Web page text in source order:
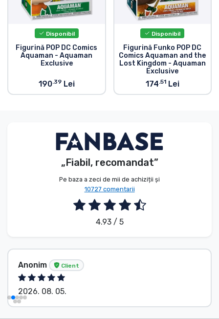
Disponibil
Figurină POP DC Comics
Aquaman - Aquaman
Exclusive
190.39Lei
Disponibil
Figurină Funko POP DC
Comics Aquaman and the
Lost Kingdom - Aquaman
Exclusive
174.51Lei
„Fiabil, recomandat”
Pe baza a zeci de mii de achiziții și
10727 comentarii
4.93 / 5
Anonim Client
2026. 08. 05.